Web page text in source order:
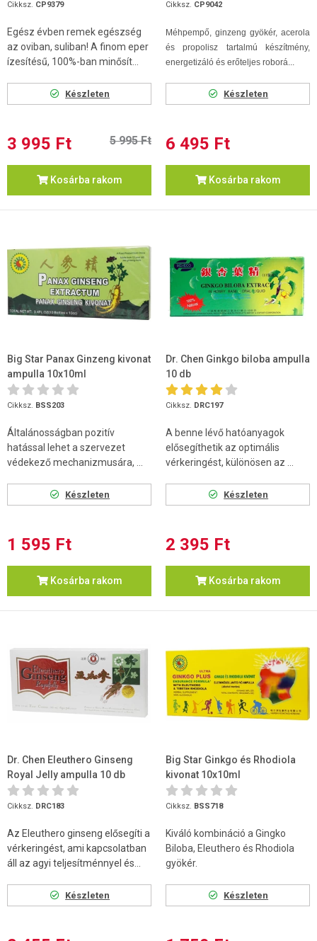
Cikksz. CP9379
Egész évben remek egészség
az oviban, suliban! A finom eper
ízesítésű, 100%-ban minősít...
Készleten
3 995 Ft 5 995 Ft
Kosárba rakom
Cikksz. CP9042
Méhpempő, ginzeng gyökér, acerola
és propolisz tartalmú készítmény,
energetizáló és erőteljes roborá...
Készleten
6 495 Ft
Kosárba rakom
Big Star Panax Ginzeng kivonat
ampulla 10x10ml
Cikksz. BSS203
Általánosságban pozitív
hatással lehet a szervezet
védekező mechanizmusára, ...
Készleten
1 595 Ft
Kosárba rakom
Dr. Chen Ginkgo biloba ampulla
10 db
Cikksz. DRC197
A benne lévő hatóanyagok
elősegíthetik az optimális
vérkeringést, különösen az ...
Készleten
2 395 Ft
Kosárba rakom
Dr. Chen Eleuthero Ginseng
Royal Jelly ampulla 10 db
Cikksz. DRC183
Az Eleuthero ginseng elősegíti a
vérkeringést, ami kapcsolatban
áll az agyi teljesítménnyel és...
Készleten
Big Star Ginkgo és Rhodiola
kivonat 10x10ml
Cikksz. BSS718
Kiváló kombináció a Gingko
Biloba, Eleuthero és Rhodiola
gyökér.
Készleten